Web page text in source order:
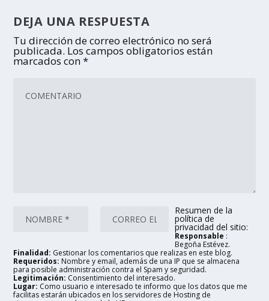
DEJA UNA RESPUESTA
Tu dirección de correo electrónico no será
publicada. Los campos obligatorios están
marcados con*
Resumen de la
política de
privacidad del sitio:
Responsable :
Begoña Estévez.
Finalidad: Gestionar los comentarios que realizas en este blog.
Requeridos: Nombre y email, además de una IP que se almacena
para posible administración contra el Spam y seguridad.
Legitimación: Consentimiento del interesado.
Lugar: Como usuario e interesado te informo que los datos que me
facilitas estarán ubicados en los servidores de Hosting de